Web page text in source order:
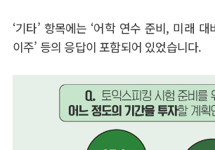
‘기타’ 항목에는 ‘어학 연수 준비, 미래 대
이주’ 등의 응답이 포함되어 있었습니다.